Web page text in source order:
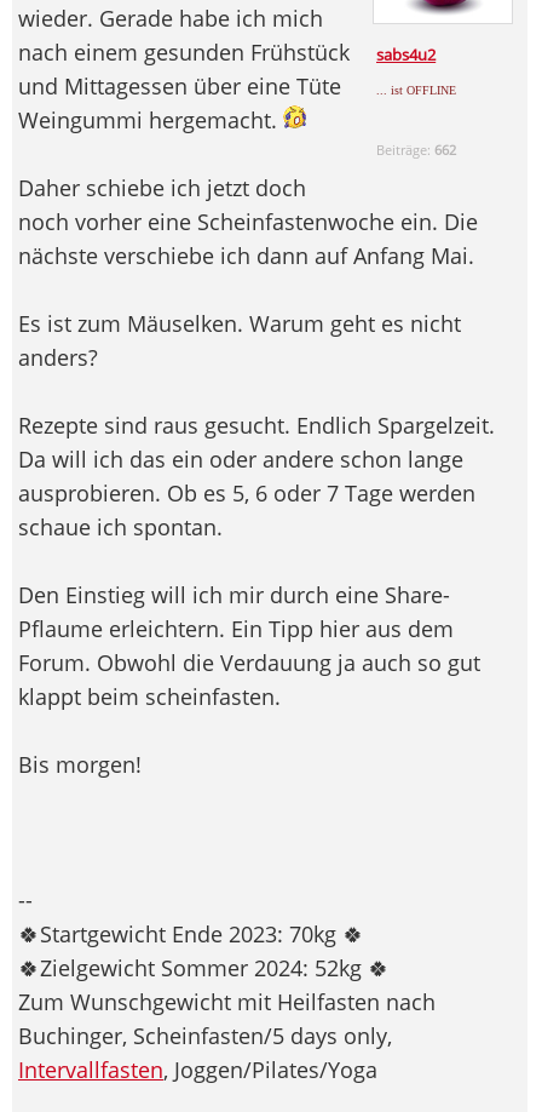
sabs4u2
... ist OFFLINE
Beiträge: 662
wieder. Gerade habe ich mich
nach einem gesunden Frühstück
und Mittagessen über eine Tüte
Weingummi hergemacht.
Daher schiebe ich jetzt doch
noch vorher eine Scheinfastenwoche ein. Die
nächste verschiebe ich dann auf Anfang Mai.
Es ist zum Mäuselken. Warum geht es nicht
anders?
Rezepte sind raus gesucht. Endlich Spargelzeit.
Da will ich das ein oder andere schon lange
ausprobieren. Ob es 5, 6 oder 7 Tage werden
schaue ich spontan.
Den Einstieg will ich mir durch eine Share-
Pflaume erleichtern. Ein Tipp hier aus dem
Forum. Obwohl die Verdauung ja auch so gut
klappt beim scheinfasten.
Bis morgen!
--
🍀Startgewicht Ende 2023: 70kg 🍀
🍀Zielgewicht Sommer 2024: 52kg 🍀
Zum Wunschgewicht mit Heilfasten nach
Buchinger, Scheinfasten/5 days only,
Intervallfasten, Joggen/Pilates/Yoga